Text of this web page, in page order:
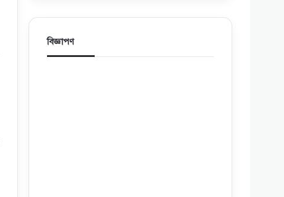
বিজ্ঞাপণ